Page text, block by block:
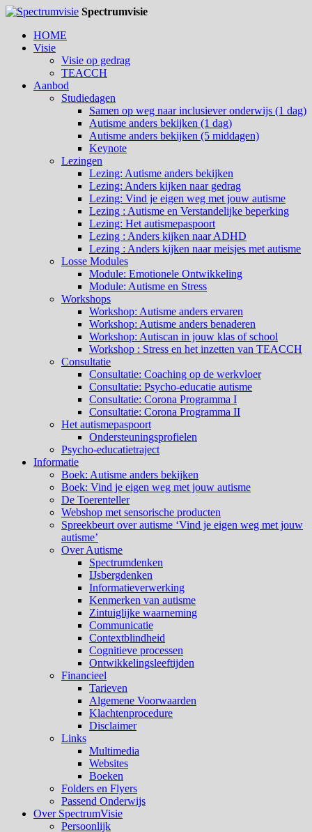
Spectrumvisie
HOME
Visie
Visie op gedrag
TEACCH
Aanbod
Studiedagen
Samen op weg naar inclusiever onderwijs (1 dag)
Autisme anders bekijken (1 dag)
Autisme anders bekijken (5 middagen)
Keynote
Lezingen
Lezing: Autisme anders bekijken
Lezing: Anders kijken naar gedrag
Lezing: Vind je eigen weg met jouw autisme
Lezing : Autisme en Verstandelijke beperking
Lezing: Het autismepaspoort
Lezing : Anders kijken naar ADHD
Lezing : Anders kijken naar meisjes met autisme
Losse Modules
Module: Emotionele Ontwikkeling
Module: Autisme en Stress
Workshops
Workshop: Autisme anders ervaren
Workshop: Autisme anders benaderen
Workshop: Autiscan in jouw klas of school
Workshop : Stress en het inzetten van TEACCH
Consultatie
Consultatie: Coaching op de werkvloer
Consultatie: Psycho-educatie autisme
Consultatie: Corona Programma I
Consultatie: Corona Programma II
Het autismepaspoort
Ondersteuningsprofielen
Psycho-educatietraject
Informatie
Boek: Autisme anders bekijken
Boek: Vind je eigen weg met jouw autisme
De Toerenteller
Webshop met sensorische producten
Spreekbeurt over autisme ‘Vind je eigen weg met jouw
autisme’
Over Autisme
Spectrumdenken
IJsbergdenken
Informatieverwerking
Kenmerken van autisme
Zintuiglijke waarneming
Communicatie
Contextblindheid
Cognitieve processen
Ontwikkelingsleeftijden
Financieel
Tarieven
Algemene Voorwaarden
Klachtenprocedure
Disclaimer
Links
Multimedia
Websites
Boeken
Folders en Flyers
Passend Onderwijs
Over SpectrumVisie
Persoonlijk